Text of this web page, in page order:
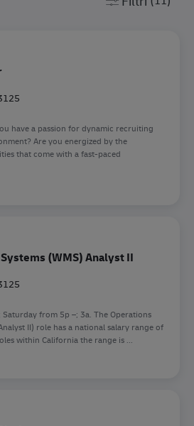
have a passion for dynamic recruiting
Are you energized by the
that come with a fast-paced
(WMS) Analyst II
from 5p –; 3a. The Operations
II) role has a national salary range of
within California the range is ...